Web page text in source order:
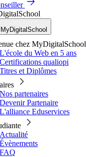
chez MyDigitalSchool
L'école du Web en 5 ans
Certifications qualiopi
Titres et Diplômes
Nos partenaires
Devenir Partenaire
L'alliance Eduservices
Actualité
Évènements
FAQ